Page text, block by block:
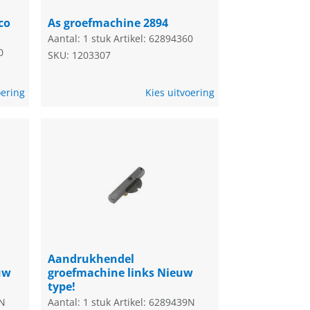
As groefmachine 2894
Aantal: 1 stuk Artikel: 62894360
SKU: 1203307
Kies uitvoering
Aandrukhendel
groefmachine links Nieuw
type!
Aantal: 1 stuk Artikel: 6289439N